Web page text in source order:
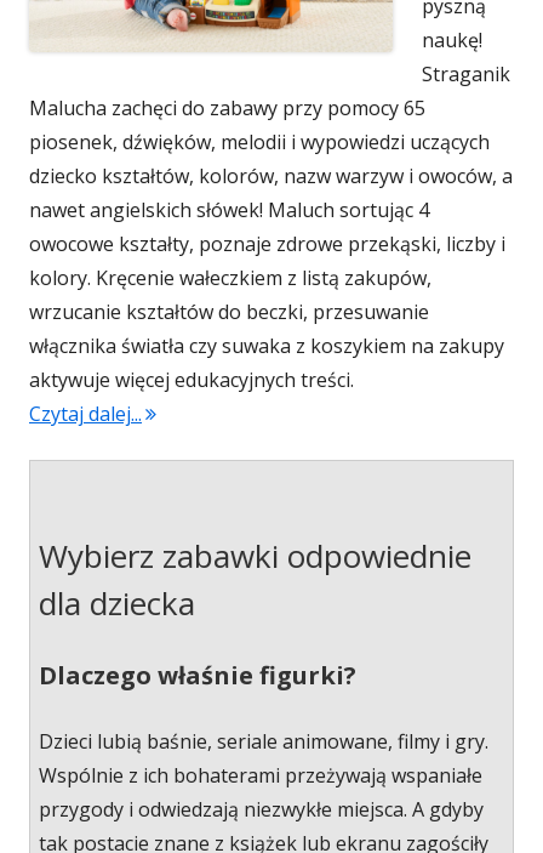
pyszną
naukę!
Straganik
Malucha zachęci do zabawy przy pomocy 65
piosenek, dźwięków, melodii i wypowiedzi uczących
dziecko kształtów, kolorów, nazw warzyw i owoców, a
nawet angielskich słówek! Maluch sortując 4
owocowe kształty, poznaje zdrowe przekąski, liczby i
kolory. Kręcenie wałeczkiem z listą zakupów,
wrzucanie kształtów do beczki, przesuwanie
włącznika światła czy suwaka z koszykiem na zakupy
aktywuje więcej edukacyjnych treści.
Czytaj dalej..."Straganik Malucha"
Wybierz zabawki odpowiednie
dla dziecka
Dlaczego właśnie figurki?
Dzieci lubią baśnie, seriale animowane, filmy i gry.
Wspólnie z ich bohaterami przeżywają wspaniałe
przygody i odwiedzają niezwykłe miejsca. A gdyby
tak postacie znane z książek lub ekranu zagościły